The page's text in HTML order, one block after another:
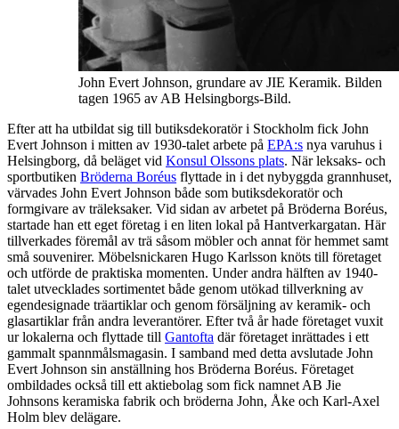
John Evert Johnson, grundare av JIE Keramik. Bilden
tagen 1965 av AB Helsingborgs-Bild.
Efter att ha utbildat sig till butiksdekoratör i Stockholm fick John
Evert Johnson i mitten av 1930-talet arbete på EPA:s nya varuhus i
Helsingborg, då beläget vid Konsul Olssons plats. När leksaks- och
sportbutiken Bröderna Boréus flyttade in i det nybyggda grannhuset,
värvades John Evert Johnson både som butiksdekoratör och
formgivare av träleksaker. Vid sidan av arbetet på Bröderna Boréus,
startade han ett eget företag i en liten lokal på Hantverkargatan. Här
tillverkades föremål av trä såsom möbler och annat för hemmet samt
små souvenirer. Möbelsnickaren Hugo Karlsson knöts till företaget
och utförde de praktiska momenten. Under andra hälften av 1940-
talet utvecklades sortimentet både genom utökad tillverkning av
egendesignade träartiklar och genom försäljning av keramik- och
glasartiklar från andra leverantörer. Efter två år hade företaget vuxit
ur lokalerna och flyttade till Gantofta där företaget inrättades i ett
gammalt spannmålsmagasin. I samband med detta avslutade John
Evert Johnson sin anställning hos Bröderna Boréus. Företaget
ombildades också till ett aktiebolag som fick namnet AB Jie
Johnsons keramiska fabrik och bröderna John, Åke och Karl-Axel
Holm blev delägare.